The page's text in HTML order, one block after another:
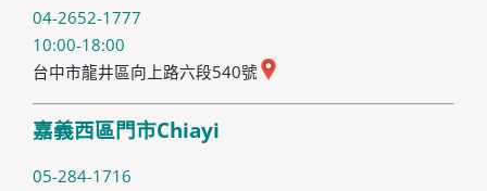
04-2652-1777
10:00-18:00
台中市龍井區向上路六段540號
嘉義西區門市Chiayi
05-284-1716